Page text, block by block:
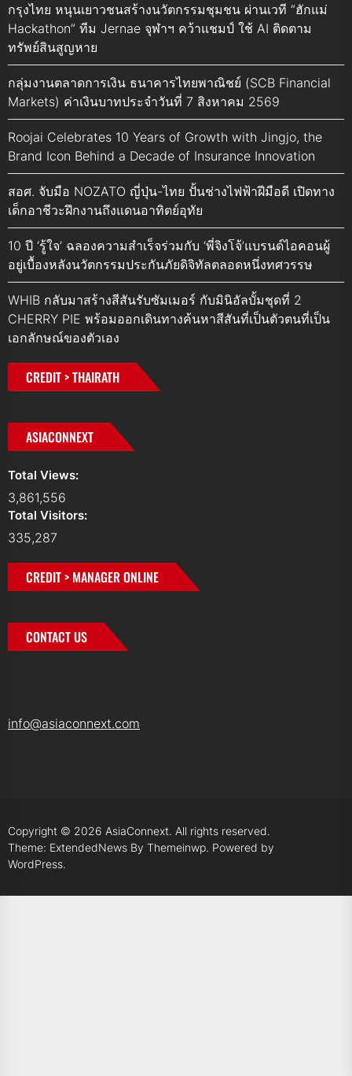
กรุงไทย หนุนเยาวชนสร้างนวัตกรรมชุมชน ผ่านเวที “ฮักแม่
Hackathon” ทีม Jernae จุฬาฯ คว้าแชมป์ ใช้ AI ติดตาม
ทรัพย์สินสูญหาย
กลุ่มงานตลาดการเงิน ธนาคารไทยพาณิชย์ (SCB Financial
Markets) ค่าเงินบาทประจำวันที่ 7 สิงหาคม 2569
Roojai Celebrates 10 Years of Growth with Jingjo, the
Brand Icon Behind a Decade of Insurance Innovation
สอศ. จับมือ NOZATO ญี่ปุ่น-ไทย ปั้นช่างไฟฟ้าฝีมือดี เปิดทาง
เด็กอาชีวะฝึกงานถึงแดนอาทิตย์อุทัย
10 ปี ‘รู้ใจ’ ฉลองความสำเร็จร่วมกับ ‘พี่จิงโจ้’แบรนด์ไอคอนผู้
อยู่เบื้องหลังนวัตกรรมประกันภัยดิจิทัลตลอดหนึ่งทศวรรษ
WHIB กลับมาสร้างสีสันรับซัมเมอร์ กับมินิอัลบั้มชุดที่ 2
CHERRY PIE พร้อมออกเดินทางค้นหาสีสันที่เป็นตัวตนที่เป็น
เอกลักษณ์ของตัวเอง
CREDIT > THAIRATH
ASIACONNEXT
Total Views:
3,861,556
Total Visitors:
335,287
CREDIT > MANAGER ONLINE
CONTACT US
info@asiaconnext.com
Copyright © 2026 AsiaConnext. All rights reserved.
Theme: ExtendedNews By Themeinwp. Powered by
WordPress.